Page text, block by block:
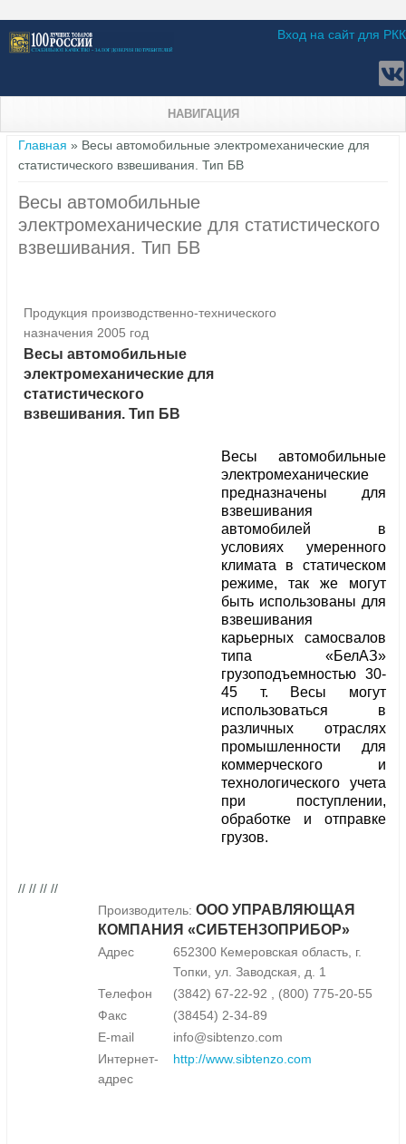
Вход на сайт для РКК
НАВИГАЦИЯ
Вы здесь
Главная » Весы автомобильные электромеханические для
статистического взвешивания. Тип БВ
Весы автомобильные
электромеханические для статистического
взвешивания. Тип БВ
Продукция производственно-технического
назначения 2005 год
Весы автомобильные
электромеханические для
статистического
взвешивания. Тип БВ
Весы автомобильные
электромеханические
предназначены для
взвешивания
автомобилей в
условиях умеренного
климата в статическом
режиме, так же могут
быть использованы для
взвешивания
карьерных самосвалов
типа «БелАЗ»
грузоподъемностью 30-
45 т. Весы могут
использоваться в
различных отраслях
промышленности для
коммерческого и
технологического учета
при поступлении,
обработке и отправке
грузов.
// // // //
Производитель: ООО УПРАВЛЯЮЩАЯ
КОМПАНИЯ «СИБТЕНЗОПРИБОР»
Адрес
652300 Кемеровская область, г.
Топки, ул. Заводская, д. 1
Телефон
(3842) 67-22-92 , (800) 775-20-55
Факс
(38454) 2-34-89
E-mail
info@sibtenzo.com
Интернет-
адрес
http://www.sibtenzo.com